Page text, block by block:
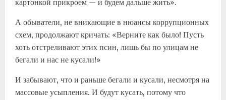
картонкой прикроем — и будем дальше жить».
А обыватели, не вникающие в нюансы коррупционных
схем, продолжают кричать: «Верните как было! Пусть
хоть отстреливают этих псин, лишь бы по улицам не
бегали и нас не кусали!»
И забывают, что и раньше бегали и кусали, несмотря на
массовые усыпления. И будут кусать, потому что